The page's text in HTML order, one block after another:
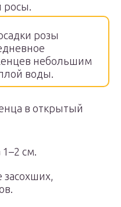
росы.
розы
небольшим
воды.
в открытый
см.
засохших,